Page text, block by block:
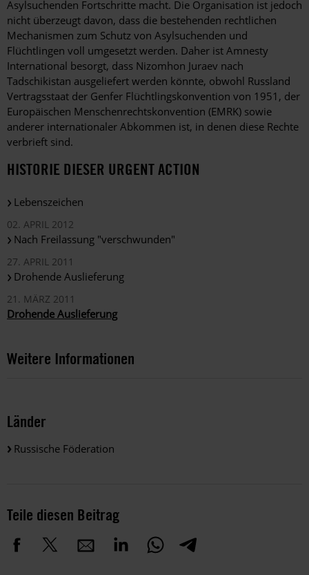
Asylsuchenden Fortschritte macht. Die Organisation ist jedoch
nicht überzeugt davon, dass die bestehenden rechtlichen
Mechanismen zum Schutz von Asylsuchenden und
Flüchtlingen voll umgesetzt werden. Daher ist Amnesty
International besorgt, dass Nizomhon Juraev nach
Tadschikistan ausgeliefert werden könnte, obwohl Russland
Vertragsstaat der Genfer Flüchtlingskonvention von 1951, der
Europäischen Menschenrechtskonvention (EMRK) sowie
anderer internationaler Abkommen ist, in denen diese Rechte
verbrieft sind.
HISTORIE DIESER URGENT ACTION
Lebenszeichen
02. APRIL 2012
Nach Freilassung "verschwunden"
27. APRIL 2011
Drohende Auslieferung
21. MÄRZ 2011
Drohende Auslieferung
Weitere Informationen
Länder
Russische Föderation
Teile diesen Beitrag